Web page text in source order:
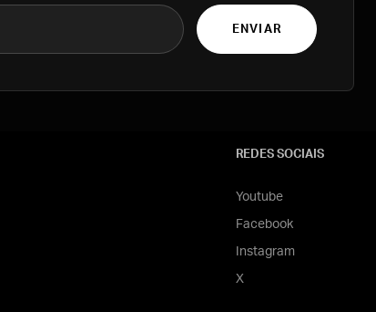
ENVIAR
REDES SOCIAIS
Youtube
Facebook
Instagram
X